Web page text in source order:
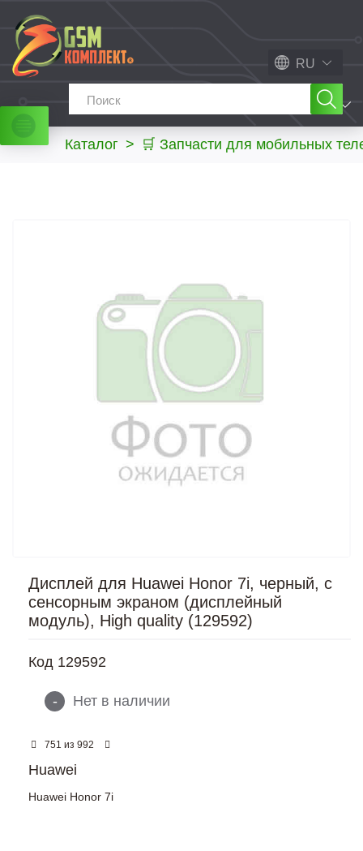
RU
МЕНЮ
Каталог > 🛒 Запчасти для мобильных
Дисплей для Huawei Honor 7i, черный, с
сенсорным экраном (дисплейный
модуль), High quality (129592)
Код 129592
- Нет в наличии
751 из 992
Huawei
Huawei Honor 7i